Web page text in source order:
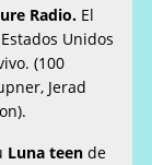
Radio. El
Unidos
(100
Jerad
Luna teen de